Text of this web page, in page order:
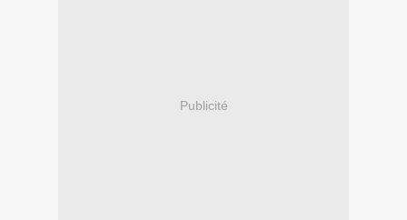
Publicité